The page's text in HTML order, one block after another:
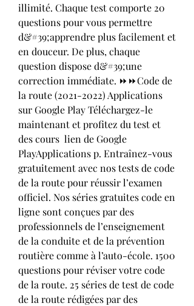
illimité. Chaque test comporte 20
questions pour vous permettre
d&#39;apprendre plus facilement et
en douceur. De plus, chaque
question dispose d&#39;une
correction immédiate. ⏩⏩Code de
la route (2021-2022) Applications
sur Google Play Téléchargez-le
maintenant et profitez du test et
des cours  lien de Google
PlayApplications p. Entraînez-vous
gratuitement avec nos tests de code
de la route pour réussir l’examen
officiel. Nos séries gratuites code en
ligne sont conçues par des
professionnels de l’enseignement
de la conduite et de la prévention
routière comme à l’auto-école. 1500
questions pour réviser votre code
de la route. 25 séries de test de code
de la route rédigées par des